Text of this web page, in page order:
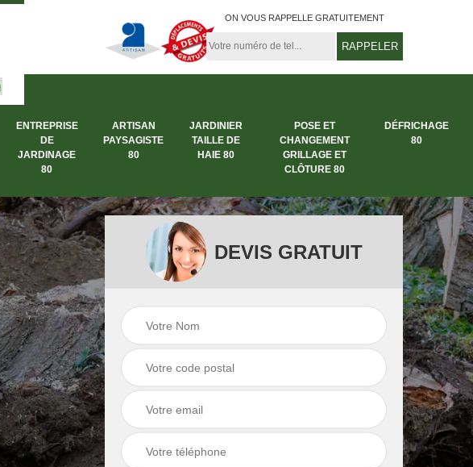
ON VOUS RAPPELLE GRATUITEMENT
ENTREPRISE
DE
JARDINAGE
80
ARTISAN
PAYSAGISTE
80
JARDINIER
TAILLE DE
HAIE 80
POSE ET
CHANGEMENT
GRILLAGE ET
CLÔTURE 80
DÉFRICHAGE
80
Dessouchage arbre
et haie 80
Entreprise abattage
Entreprise de
jardinage 80
DEVIS GRATUIT